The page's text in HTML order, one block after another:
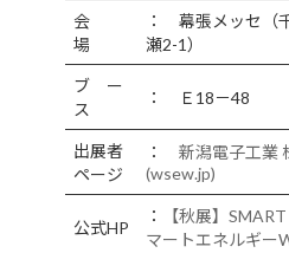
会
場
： 幕張メッセ（
瀬2-1）
ブ ー
ス
： Ｅ18－48
出展者
ページ
： 新潟電子工業
(wsew.jp)
公式HP
：
【秋展】
マートエネルギー